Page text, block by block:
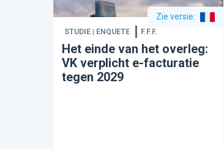
Zie versie:
STUDIE | ENQUETE F.F.F.
Het einde van het overleg:
VK verplicht e-facturatie
tegen 2029